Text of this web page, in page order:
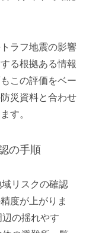
ラフ地震の影響
る根拠ある情報
この評価をベー
災資料と合わせ
す。
の手順
リスクの確認
度が上がりま
の揺れやす